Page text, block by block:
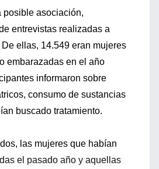
posible asociación,
entrevistas realizadas a
ellas, 14.549 eran mujeres
embarazadas en el año
informaron sobre
consumo de sustancias
buscado tratamiento.
las mujeres que habían
el pasado año y aquellas